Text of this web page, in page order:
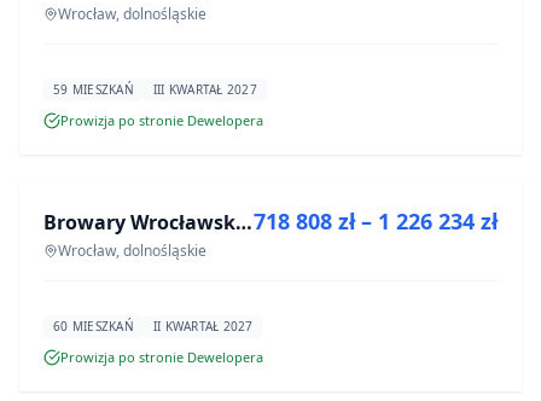
Wrocław, dolnośląskie
59 MIESZKAŃ III KWARTAŁ 2027
Prowizja po stronie Dewelopera
INWESTYCJA Browary Wrocławskie bud BR1, BR2
Wrocław, dolnośląskie
718 808 zł – 1 226 234 zł
60 MIESZKAŃ II KWARTAŁ 2027
Prowizja po stronie Dewelopera